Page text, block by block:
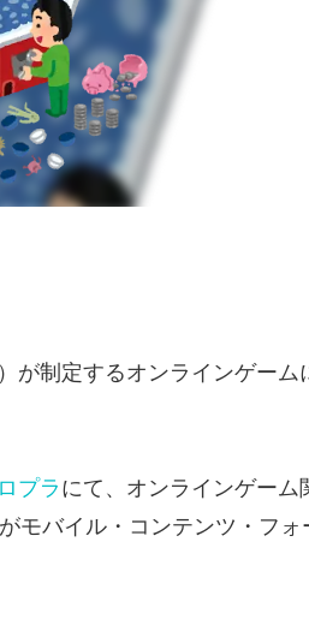
が制定するオンラインゲーム
プラにて、オンラインゲーム
がモバイル・コンテンツ・フ